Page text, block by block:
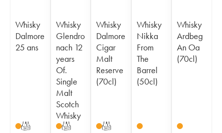
Whisky
Dalmore
25 ans
T
Whisky
Glendro
nach 12
years
Of.
Single
Malt
Scotch
Whisky
T
Whisky
Dalmore
Cigar
Malt
Reserve
(70cl)
T
Whisky
Nikka
From
The
Barrel
(50cl)
Whisky
Ardbeg
An Oa
(70cl)